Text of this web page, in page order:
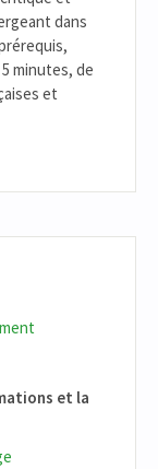
dans
minutes, de
et
et la